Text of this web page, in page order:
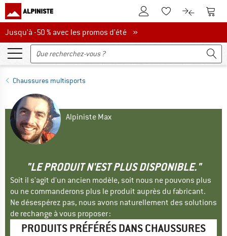
Vers le compte client
Vers la liste
Vers le
Jusqu'à -50 % avec les promos d'été
Jusqu'à -50 % avec les promos d'été »
Chaussures multisports
Alpiniste Max
"LE PRODUIT N'EST PLUS DISPONIBLE."
Soit il s'agit d'un ancien modèle, soit nous ne pouvons plus
ou ne commanderons plus le produit auprès du fabricant.
Ne désespérez pas, nous avons naturellement des solutions
de rechange à vous proposer :
PRODUITS PRÉFÉRÉS DANS CHAUSSURES